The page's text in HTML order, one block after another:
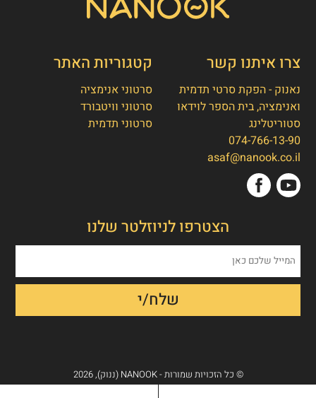
צרו איתנו קשר
נאנוק - הפקת סרטי תדמית
ואנימציה, בית הספר לוידאו
סטוריטלינג
074-766-13-90
asaf@nanook.co.il
קטגוריות האתר
סרטוני אנימציה
סרטוני וויטבורד
סרטוני תדמית
הצטרפו לניוזלטר שלנו
© כל הזכויות שמורות - NANOOK (ננוק), 2026
לאתר שלנו!
איך אפשר לעזור לכם היום?
1. הפקת סרט תדמית/אנימציה
2. הטוסטר חבילת סרטוני טסטמוניאלס -
4. אחר